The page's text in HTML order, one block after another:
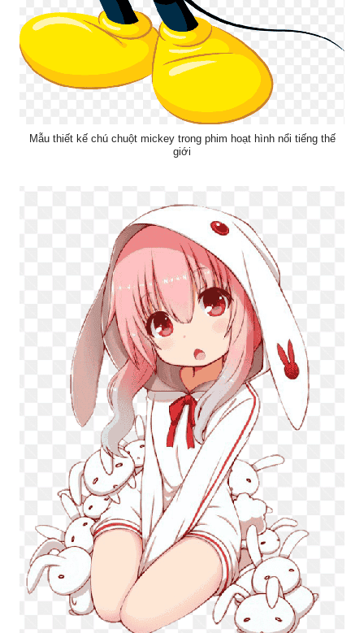
Mẫu thiết kế chú chuột mickey trong phim hoạt hình nổi tiếng thế
giới